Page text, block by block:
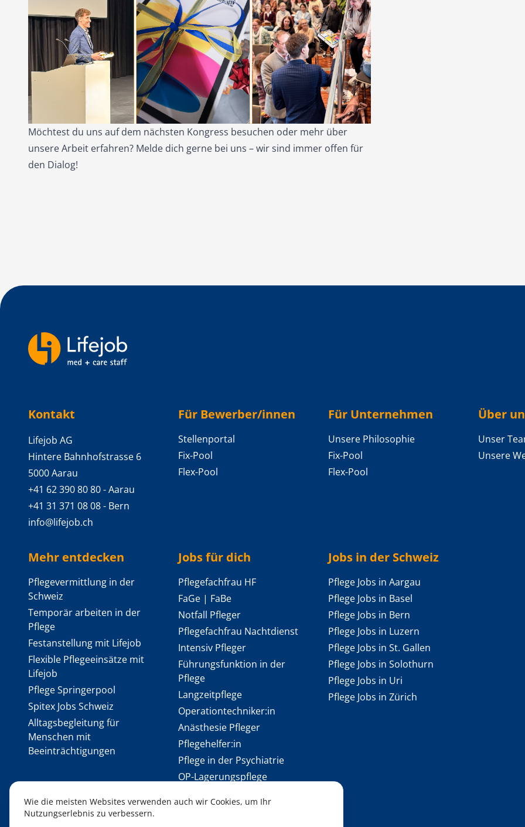
Möchtest du uns auf dem nächsten Kongress besuchen oder mehr über
unsere Arbeit erfahren? Melde dich gerne bei uns – wir sind immer offen für
den Dialog!
Kontakt
Lifejob AG
Hintere Bahnhofstrasse 6
5000 Aarau
+41 62 390 80 80- Aarau
+41 31 371 08 08- Bern
info@lifejob.ch
Für Bewerber/innen
Stellenportal
Fix-Pool
Flex-Pool
Für Unternehmen
Unsere Philosophie
Fix-Pool
Flex-Pool
Über
Unser
Unsere
Mehr entdecken
Pflegevermittlung in der
Schweiz
Temporär arbeiten in der
Pflege
Festanstellung mit Lifejob
Flexible Pflegeeinsätze mit
Lifejob
Pflege Springerpool
Spitex Jobs Schweiz
Alltagsbegleitung für
Menschen mit
Beeinträchtigungen
Jobs für dich
Pflegefachfrau HF
FaGe | FaBe
Notfall Pfleger
Pflegefachfrau Nachtdienst
Intensiv Pfleger
Führungsfunktion in der
Pflege
Langzeitpflege
Operationtechniker:in
Anästhesie Pfleger
Pflegehelfer:in
Pflege in der Psychiatrie
OP-Lagerungspflege
Jobs in der Schweiz
Pflege Jobs in Aargau
Pflege Jobs in Basel
Pflege Jobs in Bern
Pflege Jobs in Luzern
Pflege Jobs in St. Gallen
Pflege Jobs in Solothurn
Pflege Jobs in Uri
Pflege Jobs in Zürich
Backlinks
Wie die meisten Websites verwenden auch wir Cookies, um Ihr
Nutzungserlebnis zu verbessern.